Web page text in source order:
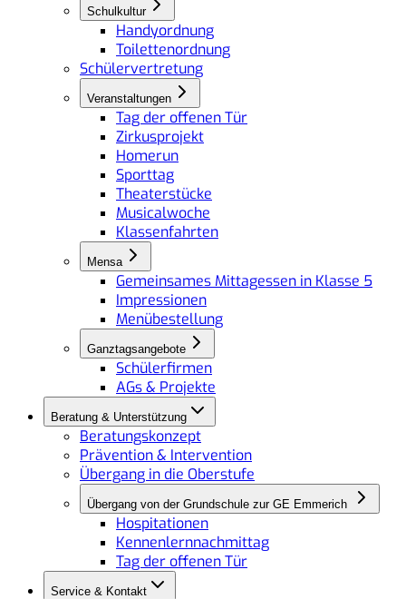
Schulkultur
Handyordnung
Toilettenordnung
Schülervertretung
Veranstaltungen
Tag der offenen Tür
Zirkusprojekt
Homerun
Sporttag
Theaterstücke
Musicalwoche
Klassenfahrten
Mensa
Gemeinsames Mittagessen in Klasse 5
Impressionen
Menübestellung
Ganztagsangebote
Schülerfirmen
AGs & Projekte
Beratung & Unterstützung
Beratungskonzept
Prävention & Intervention
Übergang in die Oberstufe
Übergang von der Grundschule zur GE Emmerich
Hospitationen
Kennenlernnachmittag
Tag der offenen Tür
Service & Kontakt